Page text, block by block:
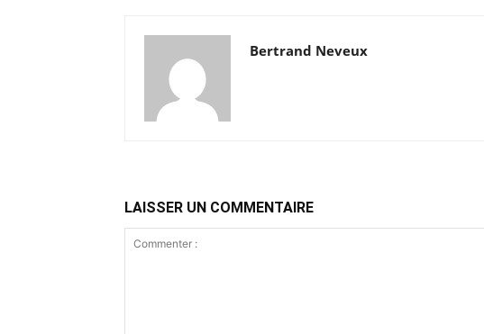
Bertrand Neveux
LAISSER UN COMMENTAIRE